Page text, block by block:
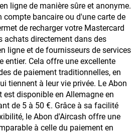
ligne de manière sûre et anonyme.
compte bancaire ou d'une carte de
de recharger votre Mastercard
achats directement dans des
ligne et de fournisseurs de services
entier. Cela offre une excellente
de paiement traditionnelles, en
tiennent à leur vie privée. Le Abon
est disponible en Allemagne en
de 5 à 50 €. Grâce à sa facilité
le Abon d'Aircash offre une
à celle du paiement en